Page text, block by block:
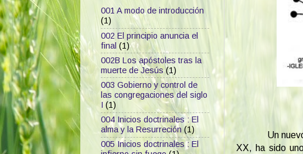
Un
XX, ha sido
001 A modo de introducción
(1)
002 El principio anuncia el
final (1)
002B Los apóstoles tras la
muerte de Jesús (1)
003 Gobierno y control de
las congregaciones del siglo
I (1)
004 Inicios doctrinales : El
alma y la Resurreción (1)
005 Inicios doctrinales : El